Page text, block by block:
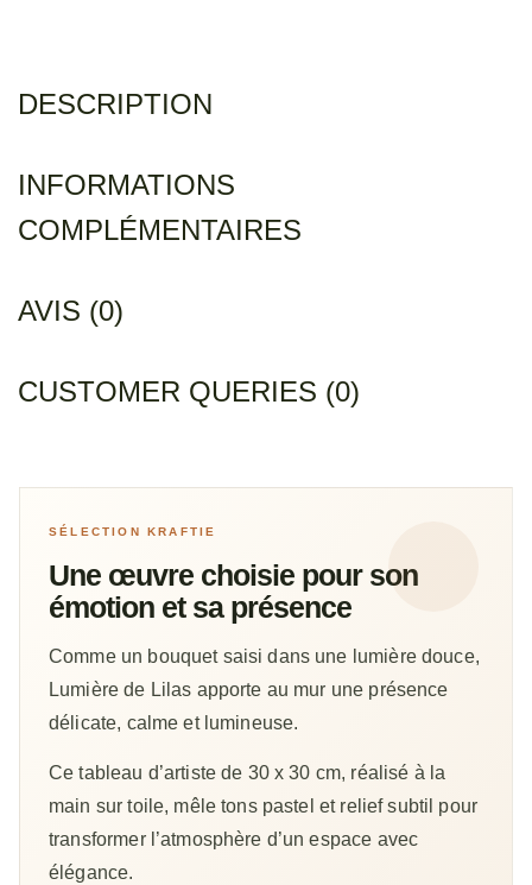
DESCRIPTION
INFORMATIONS
COMPLÉMENTAIRES
AVIS (0)
CUSTOMER QUERIES (0)
SÉLECTION KRAFTIE
Une œuvre choisie pour son
émotion et sa présence
Comme un bouquet saisi dans une lumière douce,
Lumière de Lilas apporte au mur une présence
délicate, calme et lumineuse.
Ce tableau d’artiste de 30 x 30 cm, réalisé à la
main sur toile, mêle tons pastel et relief subtil pour
transformer l’atmosphère d’un espace avec
élégance.